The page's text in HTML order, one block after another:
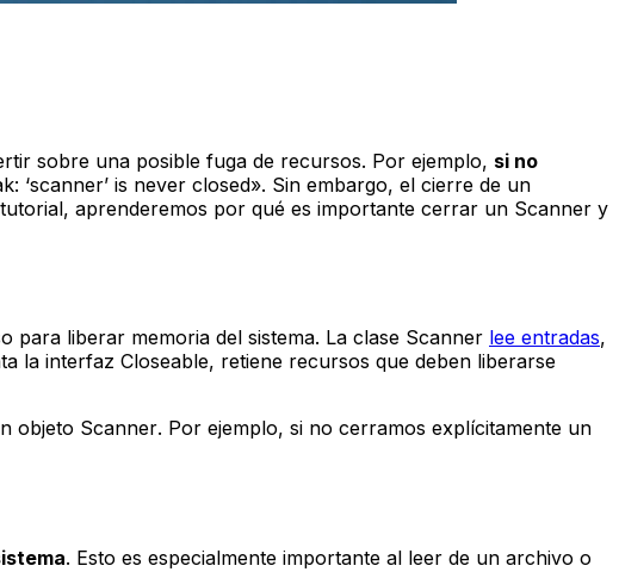
sobre una posible fuga de recursos. Por ejemplo, si no
is never closed». Sin embargo, el cierre de un
aprenderemos por qué es importante cerrar un Scanner y
liberar memoria del sistema. La clase Scanner lee entradas,
la interfaz Closeable, retiene recursos que deben liberarse
objeto Scanner. Por ejemplo, si no cerramos explícitamente un
. Esto es especialmente importante al leer de un archivo o